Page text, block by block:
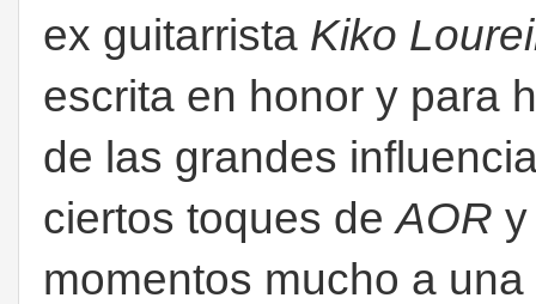
ex guitarrista Kiko
escrita en honor y para
de las grandes
ciertos toques deAOR
momentos mucho a